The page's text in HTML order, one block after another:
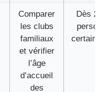
Comparer
les clubs
familiaux
et vérifier
l’âge
d’accueil
des
Dès